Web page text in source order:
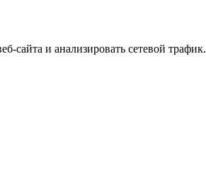
сайта и анализировать сетевой трафик.